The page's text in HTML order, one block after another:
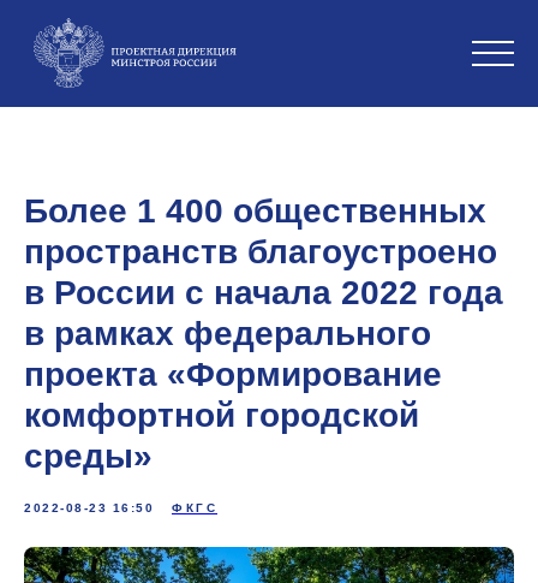
Более 1 400 общественных
пространств благоустроено
в России с начала 2022 года
в рамках федерального
проекта «Формирование
комфортной городской
среды»
2022-08-23 16:50 ФКГС